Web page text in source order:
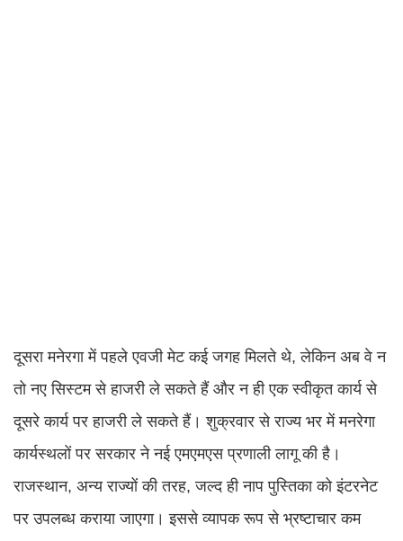
दूसरा मनेरगा में पहले एवजी मेट कई जगह मिलते थे, लेकिन अब वे न
तो नए सिस्टम से हाजरी ले सकते हैं और न ही एक स्वीकृत कार्य से
दूसरे कार्य पर हाजरी ले सकते हैं। शुक्रवार से राज्य भर में मनरेगा
कार्यस्थलों पर सरकार ने नई एमएमएस प्रणाली लागू की है।
राजस्थान, अन्य राज्यों की तरह, जल्द ही नाप पुस्तिका को इंटरनेट
पर उपलब्ध कराया जाएगा। इससे व्यापक रूप से भ्रष्टाचार कम